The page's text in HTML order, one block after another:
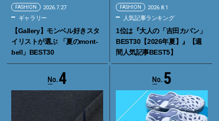
FASHION 2026.7.27
ギャラリー
【Gallery】モンベル好きスタ
イリストが選ぶ 「夏のmont-
bell」BEST30
FASHION 2026.8.1
人気記事ランキング
1位は『大人の「吉田カバン」
BEST30【2026年夏】』【週
間人気記事BEST5】
4 5